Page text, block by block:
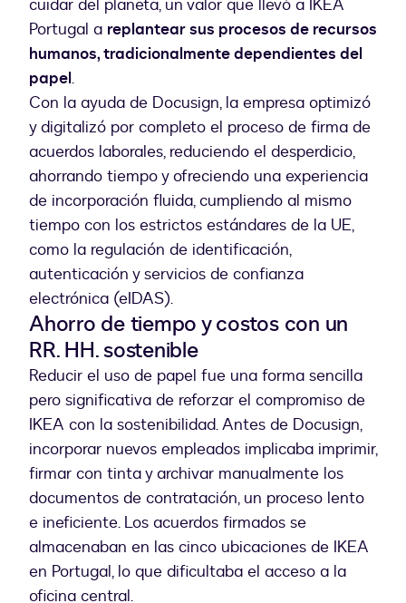
cuidar del planeta, un valor que llevó a IKEA
Portugal a replantear sus procesos de recursos
humanos, tradicionalmente dependientes del
papel.
Con la ayuda de Docusign, la empresa optimizó
y digitalizó por completo el proceso de firma de
acuerdos laborales, reduciendo el desperdicio,
ahorrando tiempo y ofreciendo una experiencia
de incorporación fluida, cumpliendo al mismo
tiempo con los estrictos estándares de la UE,
como la regulación de identificación,
autenticación y servicios de confianza
electrónica (eIDAS).
Ahorro de tiempo y costos con un
RR. HH. sostenible
Reducir el uso de papel fue una forma sencilla
pero significativa de reforzar el compromiso de
IKEA con la sostenibilidad. Antes de Docusign,
incorporar nuevos empleados implicaba imprimir,
firmar con tinta y archivar manualmente los
documentos de contratación, un proceso lento
e ineficiente. Los acuerdos firmados se
almacenaban en las cinco ubicaciones de IKEA
en Portugal, lo que dificultaba el acceso a la
oficina central.